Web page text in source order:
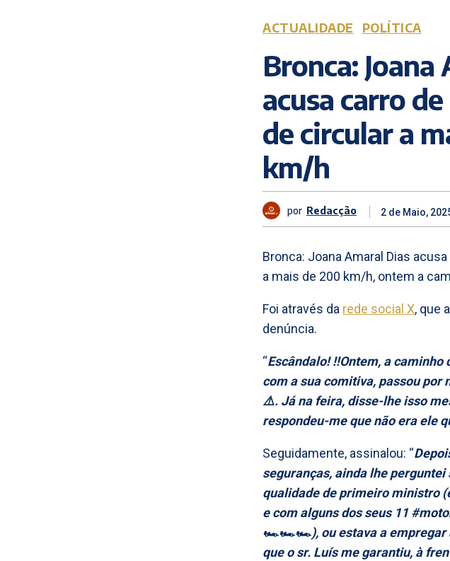
ACTUALIDADE POLÍTICA
Bronca: Joana
acusa carro
de circular a
km/h
por Redacção 2 de Maio,
Bronca: Joana Amaral Dias
a mais de 200 km/h, ontem a
Foi através da rede social X, que
denúncia.
“Escândalo! ‼️Ontem, a
com a sua comitiva, passou por
⚠️. Já na feira, disse-lhe isso
respondeu-me que não era ele
Seguidamente, assinalou: “
seguranças, ainda lhe
qualidade de primeiro ministro
e com alguns dos seus
🏎️🏎️🏎️), ou estava a empregar
que o sr. Luís me garantiu, à